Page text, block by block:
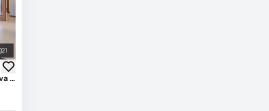
Ver todas as fotografias
21
Apartamento T1 em Pedroso e Seixezelo, Vila Nova de Gaia